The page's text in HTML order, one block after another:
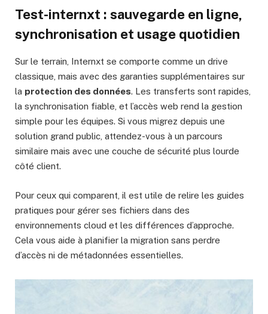
Test-internxt : sauvegarde en ligne,
synchronisation et usage quotidien
Sur le terrain, Internxt se comporte comme un drive
classique, mais avec des garanties supplémentaires sur
la protection des données. Les transferts sont rapides,
la synchronisation fiable, et l’accès web rend la gestion
simple pour les équipes. Si vous migrez depuis une
solution grand public, attendez-vous à un parcours
similaire mais avec une couche de sécurité plus lourde
côté client.
Pour ceux qui comparent, il est utile de relire les guides
pratiques pour gérer ses fichiers dans des
environnements cloud et les différences d’approche.
Cela vous aide à planifier la migration sans perdre
d’accès ni de métadonnées essentielles.